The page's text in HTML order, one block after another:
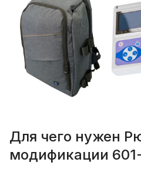
Для чего нужен
модификации